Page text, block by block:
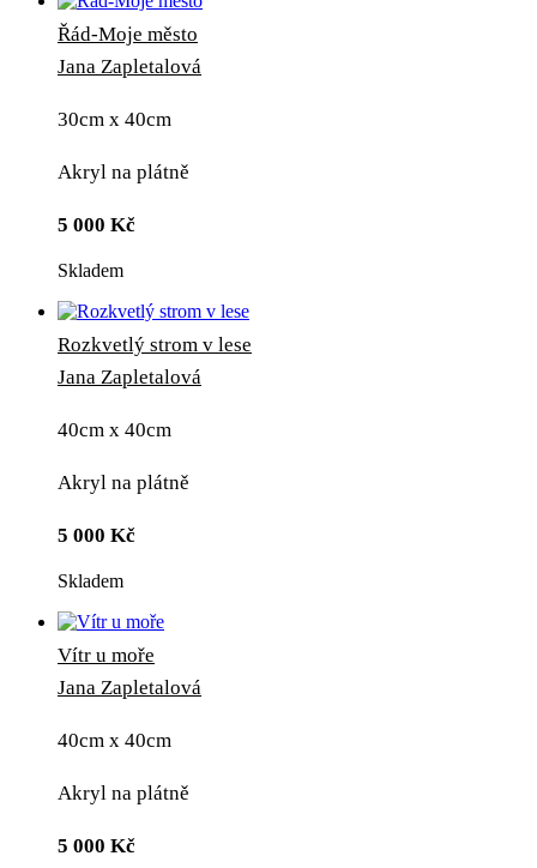
Řád-Moje město
Jana Zapletalová
30cm x 40cm
Akryl na plátně
5 000 Kč
Skladem
Rozkvetlý strom v lese
Jana Zapletalová
40cm x 40cm
Akryl na plátně
5 000 Kč
Skladem
Vítr u moře
Jana Zapletalová
40cm x 40cm
Akryl na plátně
5 000 Kč